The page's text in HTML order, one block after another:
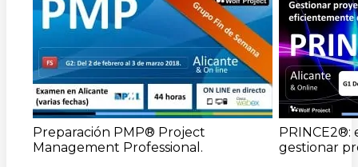
Preparación PMP® Project
Management Professional.
PRINCE2®:
gestionar